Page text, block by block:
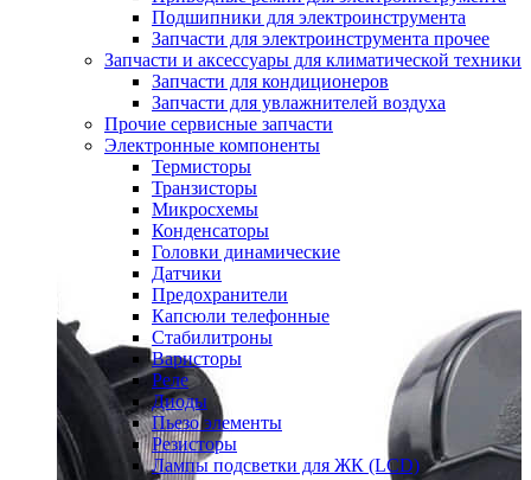
Подшипники для электроинструмента
Запчасти для электроинструмента прочее
Запчасти и аксессуары для климатической техники
Запчасти для кондиционеров
Запчасти для увлажнителей воздуха
Прочие сервисные запчасти
Электронные компоненты
Термисторы
Транзисторы
Микросхемы
Конденсаторы
Головки динамические
Датчики
Предохранители
Капсюли телефонные
Стабилитроны
Варисторы
Реле
Диоды
Пьезо элементы
Резисторы
Лампы подсветки для ЖК (LCD)